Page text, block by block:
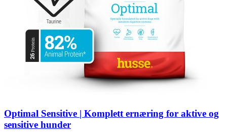
Optimal Sensitive | Komplett ernæring for aktive og
sensitive hunder